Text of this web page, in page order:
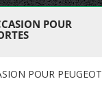
POUR
POUR PEUGEOT